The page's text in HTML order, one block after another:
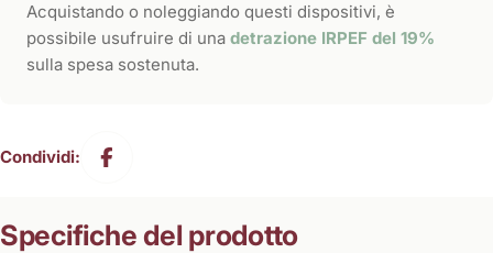
Acquistando o noleggiando questi dispositivi, è
possibile usufruire di una detrazione IRPEF del 19%
sulla spesa sostenuta.
Condividi:
Specifiche del prodotto